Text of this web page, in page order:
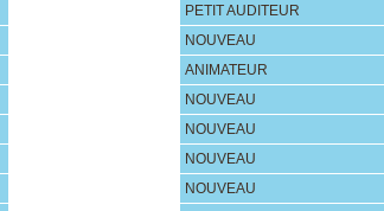
PETIT AUDITEUR
NOUVEAU
ANIMATEUR
NOUVEAU
NOUVEAU
NOUVEAU
NOUVEAU